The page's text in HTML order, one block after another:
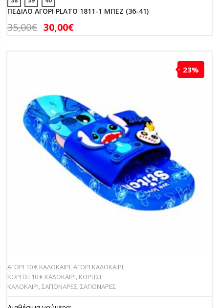
ΠΕΔΙΛΟ ΑΓΟΡΙ PLATO 1811-1 ΜΠΕΖ (36-41)
35,00€ 30,00€
23%
ΑΓΟΡΙ 10 € ΚΑΛΟΚΑΙΡΙ,ΑΓΟΡΙ ΚΑΛΟΚΑΙΡΙ,
ΚΟΡΙΤΣΙ 10 € ΚΑΛΟΚΑΙΡΙ, ΚΟΡΙΤΣΙ
ΚΑΛΟΚΑΙΡΙ,ΣΑΓΙΟΝΑΡΕΣ,ΣΑΓΙΟΝΑΡΕΣ